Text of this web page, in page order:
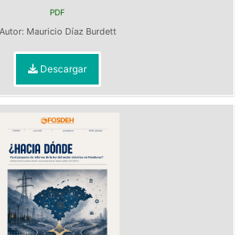
PDF
Autor: Mauricio Díaz Burdett
Descargar